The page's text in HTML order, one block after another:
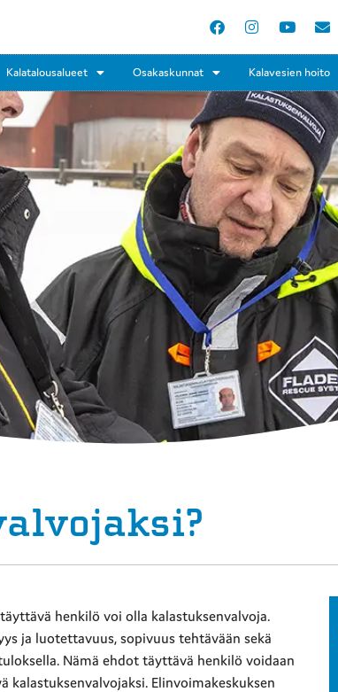
Kalatalousalueet Osakaskunnat Kalavesien hoito
henkilö voi olla kalastuksenvalvoja.
ja luotettavuus, sopivuus tehtävään sekä
Nämä ehdot täyttävä henkilö voidaan
kalastuksenvalvojaksi. Elinvoimakeskuksen